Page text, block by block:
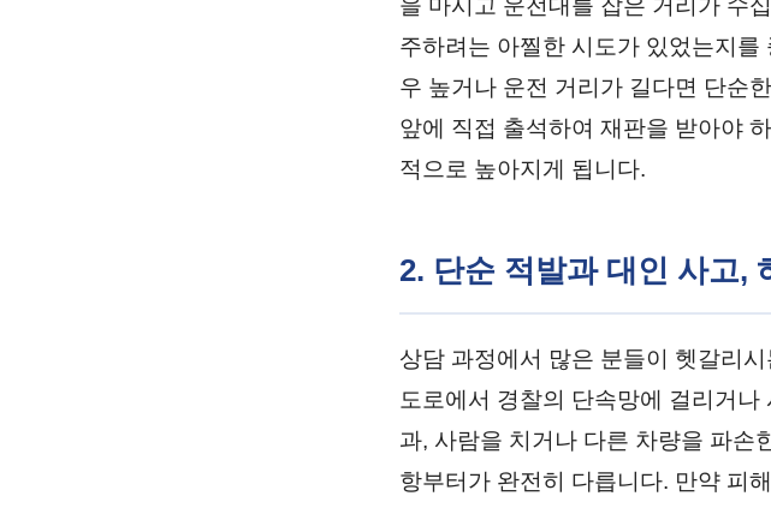
을 마시고 운전대를 잡은 거리가 수
주하려는 아찔한 시도가 있었는지
우 높거나 운전 거리가 길다면 단순
앞에 직접 출석하여 재판을 받아야
적으로 높아지게 됩니다.
2. 단순 적발과 대인 사고,
상담 과정에서 많은 분들이 헷갈리
도로에서 경찰의 단속망에 걸리거
과, 사람을 치거나 다른 차량을 파손
항부터가 완전히 다릅니다. 만약 피